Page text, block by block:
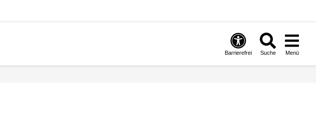
Barrierefrei Suche Menü